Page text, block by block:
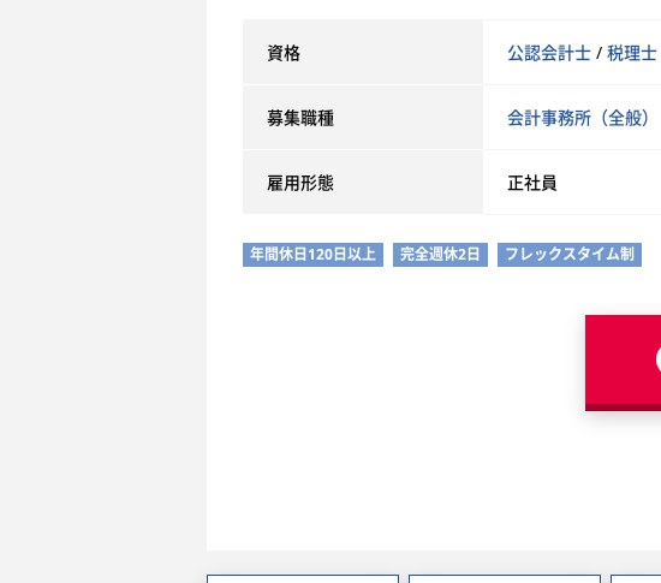
資格 公認会計士 / 税理士
募集職種 会計事務所（全般）
雇用形態 正社員
年間休日120日以上 完全週休2日 フレックスタイム制